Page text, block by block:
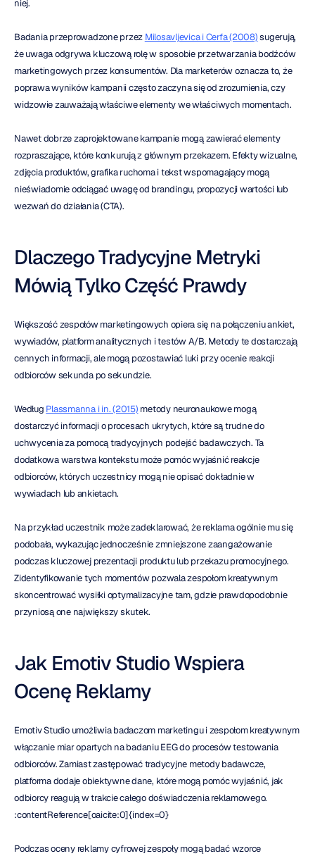
niej.
Badania przeprowadzone przez Milosavljevica i Cerfa (2008) sugerują,
że uwaga odgrywa kluczową rolę w sposobie przetwarzania bodźców
marketingowych przez konsumentów. Dla marketerów oznacza to, że
poprawa wyników kampanii często zaczyna się od zrozumienia, czy
widzowie zauważają właściwe elementy we właściwych momentach.
Nawet dobrze zaprojektowane kampanie mogą zawierać elementy
rozpraszające, które konkurują z głównym przekazem. Efekty wizualne,
zdjęcia produktów, grafika ruchoma i tekst wspomagający mogą
nieświadomie odciągać uwagę od brandingu, propozycji wartości lub
wezwań do działania (CTA).
Dlaczego Tradycyjne Metryki
Mówią Tylko Część Prawdy
Większość zespołów marketingowych opiera się na połączeniu ankiet,
wywiadów, platform analitycznych i testów A/B. Metody te dostarczają
cennych informacji, ale mogą pozostawiać luki przy ocenie reakcji
odbiorców sekunda po sekundzie.
Według Plassmanna i in. (2015) metody neuronaukowe mogą
dostarczyć informacji o procesach ukrytych, które są trudne do
uchwycenia za pomocą tradycyjnych podejść badawczych. Ta
dodatkowa warstwa kontekstu może pomóc wyjaśnić reakcje
odbiorców, których uczestnicy mogą nie opisać dokładnie w
wywiadach lub ankietach.
Na przykład uczestnik może zadeklarować, że reklama ogólnie mu się
podobała, wykazując jednocześnie zmniejszone zaangażowanie
podczas kluczowej prezentacji produktu lub przekazu promocyjnego.
Zidentyfikowanie tych momentów pozwala zespołom kreatywnym
skoncentrować wysiłki optymalizacyjne tam, gdzie prawdopodobnie
przyniosą one największy skutek.
Jak Emotiv Studio Wspiera
Ocenę Reklamy
Emotiv Studio umożliwia badaczom marketingu i zespołom kreatywnym
włączanie miar opartych na badaniu EEG do procesów testowania
odbiorców. Zamiast zastępować tradycyjne metody badawcze,
platforma dodaje obiektywne dane, które mogą pomóc wyjaśnić, jak
odbiorcy reagują w trakcie całego doświadczenia reklamowego.
:contentReference[oaicite:0]{index=0}
Podczas oceny reklamy cyfrowej zespoły mogą badać wzorce